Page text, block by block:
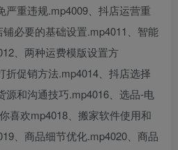
严重违规.mp4009、抖店运营重
必要的基础设置.mp4011、智能
、两种运费模版设置方
折促销方法.mp4014、抖店选择
源和沟通技巧.mp4016、选品-电
喜欢mp4018、搬家软件使用和
、商品细节优化.mp4020、商品